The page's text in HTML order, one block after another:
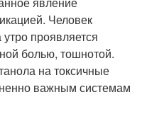
Человек
проявляется
болью, тошнотой.
на токсичные
важным системам